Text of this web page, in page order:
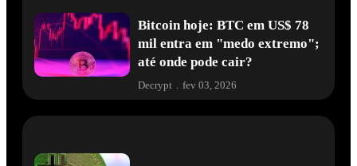
Bitcoin hoje: BTC em US$ 78
mil entra em "medo extremo";
até onde pode cair?
Decrypt . fev 03, 2026